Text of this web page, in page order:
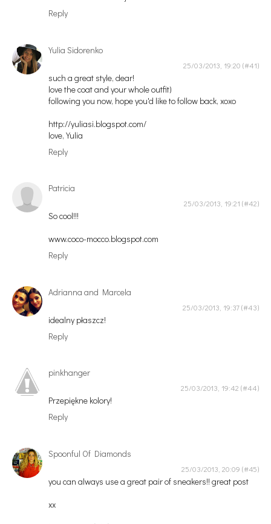
Reply
Yulia Sidorenko
25/03/2013, 19:20
such a great style, dear!
love the coat and your whole outfit)
following you now, hope you'd like to follow back, xoxo
http://yuliasi.blogspot.com/
love, Yulia
Reply
Patricia
25/03/2013, 19:21
So cool!!!
www.coco-mocco.blogspot.com
Reply
Adrianna and Marcela
25/03/2013, 19:37
idealny płaszcz!
Reply
pinkhanger
25/03/2013, 19:42
Przepiękne kolory!
Reply
Spoonful Of Diamonds
25/03/2013, 20:09
you can always use a great pair of sneakers!! great post
xx